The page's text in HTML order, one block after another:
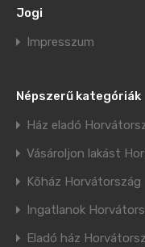
Jogi
Impresszum
Népszerű kategóriák
Ház eladó
Vásároljon lakást
Kőház Horvátország
Ingatlanok
Eladó ház